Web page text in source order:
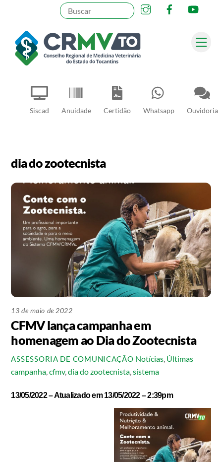
content
Siscad Anuidade Certidão Whatsapp Ouvidoria
InstagramFacebook
Pesquisar
dia do zootecnista
13 de maio de 2022
CFMV lança campanha em
homenagem ao Dia do Zootecnista
ASSESSORIA DE COMUNICAÇÃO Notícias, Últimas
campanha ,cfmv,dia do zootecnista ,sistema
13/05/2022 – Atualizado em 13/05/2022 – 2:39pm